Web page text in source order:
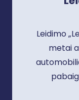
Leidimo
metai